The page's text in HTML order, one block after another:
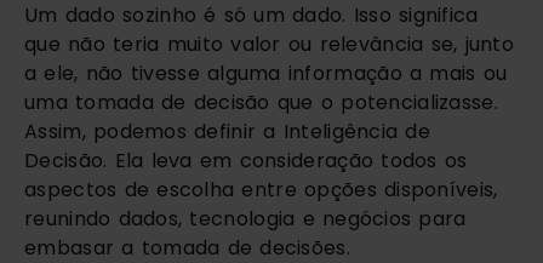
Um dado sozinho é só um dado. Isso significa
que não teria muito valor ou relevância se, junto
a ele, não tivesse alguma informação a mais ou
uma tomada de decisão que o potencializasse.
Assim, podemos definir a Inteligência de
Decisão. Ela leva em consideração todos os
aspectos de escolha entre opções disponíveis,
reunindo dados, tecnologia e negócios para
embasar a tomada de decisões.